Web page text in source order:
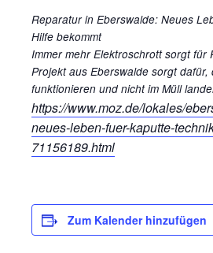
Reparatur in Eberswalde: Neues
Hilfe bekommt
Immer mehr Elektroschrott sorgt
Projekt aus Eberswalde sorgt dafür,
funktionieren und nicht im Müll
https://www.moz.de/lokales/
neues-leben-fuer-kaputte-
71156189.html
Zum Kalender hinzufügen